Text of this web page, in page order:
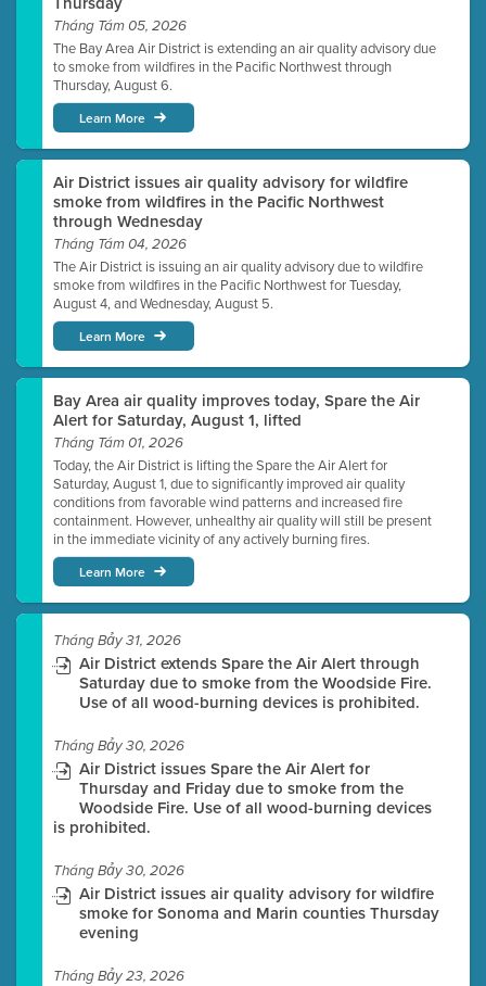
Tháng Tám 05, 2026
The Bay Area Air District is extending an air quality advisory due
to smoke from wildfires in the Pacific Northwest through
Thursday, August 6.
Learn More
Air District issues air quality advisory for wildfire
smoke from wildfires in the Pacific Northwest
through Wednesday
Tháng Tám 04, 2026
The Air District is issuing an air quality advisory due to wildfire
smoke from wildfires in the Pacific Northwest for Tuesday,
August 4, and Wednesday, August 5.
Learn More
Bay Area air quality improves today, Spare the Air
Alert for Saturday, August 1, lifted
Tháng Tám 01, 2026
Today, the Air District is lifting the Spare the Air Alert for
Saturday, August 1, due to significantly improved air quality
conditions from favorable wind patterns and increased fire
containment. However, unhealthy air quality will still be present
in the immediate vicinity of any actively burning fires.
Learn More
Tháng Bảy 31, 2026
Air District extends Spare the Air Alert through
Saturday due to smoke from the Woodside Fire.
Use of all wood-burning devices is prohibited.
Tháng Bảy 30, 2026
Air District issues Spare the Air Alert for
Thursday and Friday due to smoke from the
Woodside Fire. Use of all wood-burning devices
is prohibited.
Tháng Bảy 30, 2026
Air District issues air quality advisory for wildfire
smoke for Sonoma and Marin counties Thursday
evening
Tháng Bảy 23, 2026